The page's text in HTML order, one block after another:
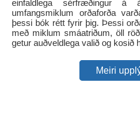
einfaldlega sérfræðingur
umfangsmiklum orðaforða
þessi bók rétt fyrir þig. Þessi
með miklum smáatriðum, öll
getur auðveldlega valið og kosið
Meiri